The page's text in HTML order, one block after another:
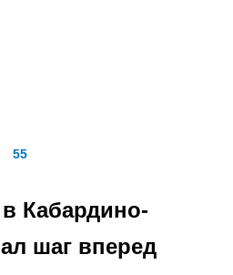
55
Кабардино-
шаг вперед